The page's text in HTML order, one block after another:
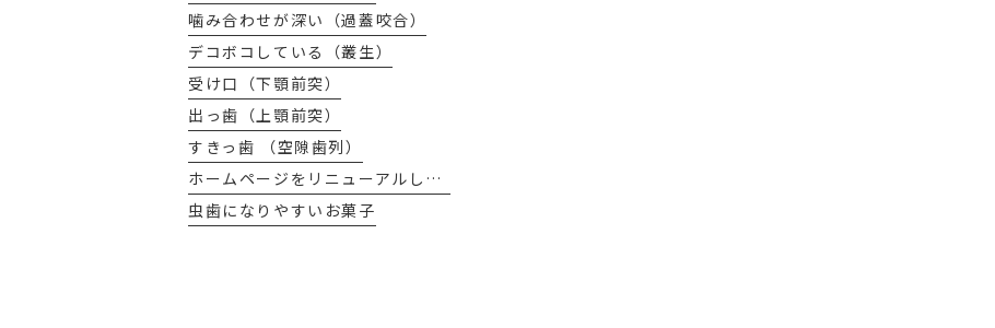
噛み合わせが深い（過蓋咬合）
デコボコしている（叢生）
受け口（下顎前突）
出っ歯（上顎前突）
すきっ歯 （空隙歯列）
ホームページをリニューアルしました
虫歯になりやすいお菓子